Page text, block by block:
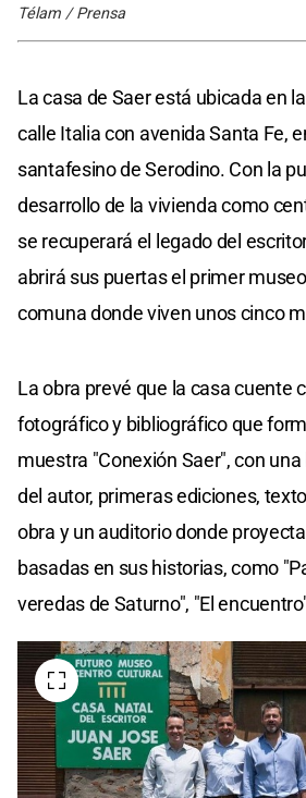
Télam / Prensa
La casa de Saer está ubicada en
calle Italia con avenida Santa Fe,
santafesino de Serodino. Con la
desarrollo de la vivienda como
se recuperará el legado del
abrirá sus puertas el primer
comuna donde viven unos cinco
La obra prevé que la casa cuente
fotográfico y bibliográfico que
muestra "Conexión Saer", con
del autor, primeras ediciones,
obra y un auditorio donde
basadas en sus historias, como
veredas de Saturno", "El